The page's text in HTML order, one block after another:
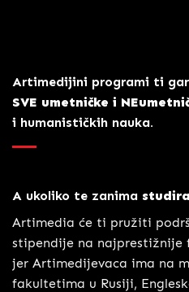
Artimedijini programi ti
SVE umetničke i
i humanističkih nauka.
A ukoliko te zanima
Artimedia će ti pružiti
stipendije na najprestižnije
jer Artimedijevaca ima na
fakultetima u Rusiji,